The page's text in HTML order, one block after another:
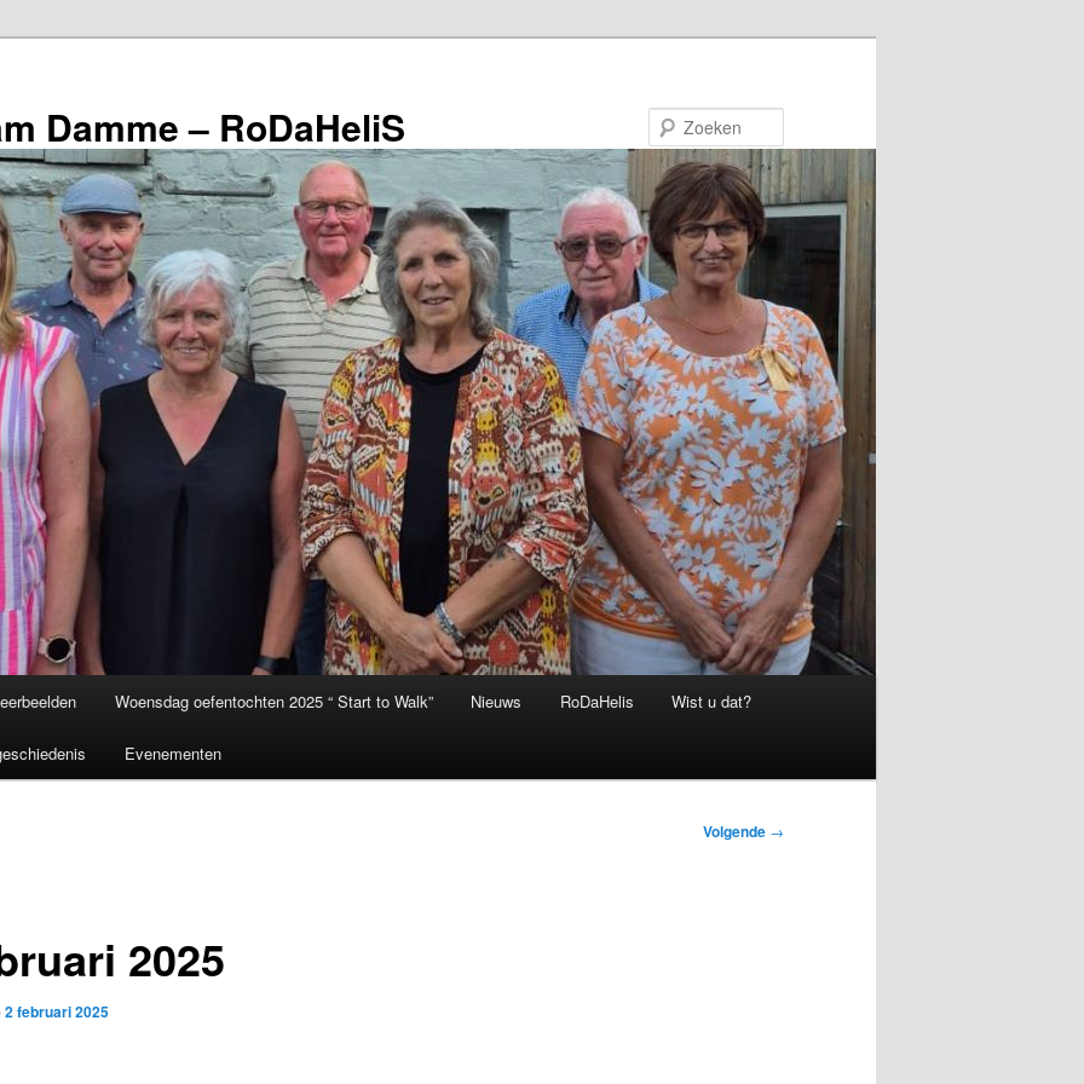
Damme – RoDaHeliS
Woensdag oefentochten 2025 “ Start to Walk” Nieuws RoDaHelis Wist u dat?
Evenementen
Volgende →
2025
2 februari 2025